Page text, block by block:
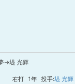
→堤 光輝
右打 1年 投手:堤 光輝